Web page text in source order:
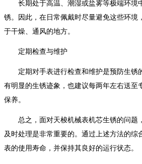
长期处于高温、潮湿或盐雾等极端环境
锈。因此，在日常佩戴时尽量避免这些环境
于干燥、通风的地方。
定期检查与维护
定期对手表进行检查和维护是预防生锈
有明显的生锈迹象，也建议每两年左右送至
保养。
总之，面对天梭机械表机芯生锈的问题
及时处理是非常重要的。通过上述方法的综
表的使用寿命，并保持其良好的运行状态。